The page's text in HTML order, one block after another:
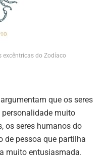
excêntricas do Zodíaco
que os seres
muito
os seres humanos do
de pessoa que partilha
muito entusiasmada.